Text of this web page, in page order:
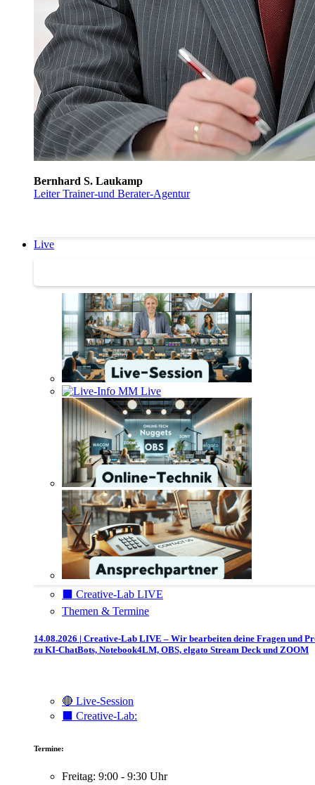
Bernhard S. Laukamp
Leiter Trainer-und Berater-Agentur
Live
⬛️ Creative-Lab LIVE
Themen & Termine
14.08.2026 | Creative-Lab LIVE – Wir bearbeiten deine Fragen und
zu KI-ChatBots, Notebook4LM, OBS, elgato Stream Deck und ZOOM
🔴 Live-Session
⬛️ Creative-Lab:
Termine:
Freitag: 9:00 - 9:30 Uhr